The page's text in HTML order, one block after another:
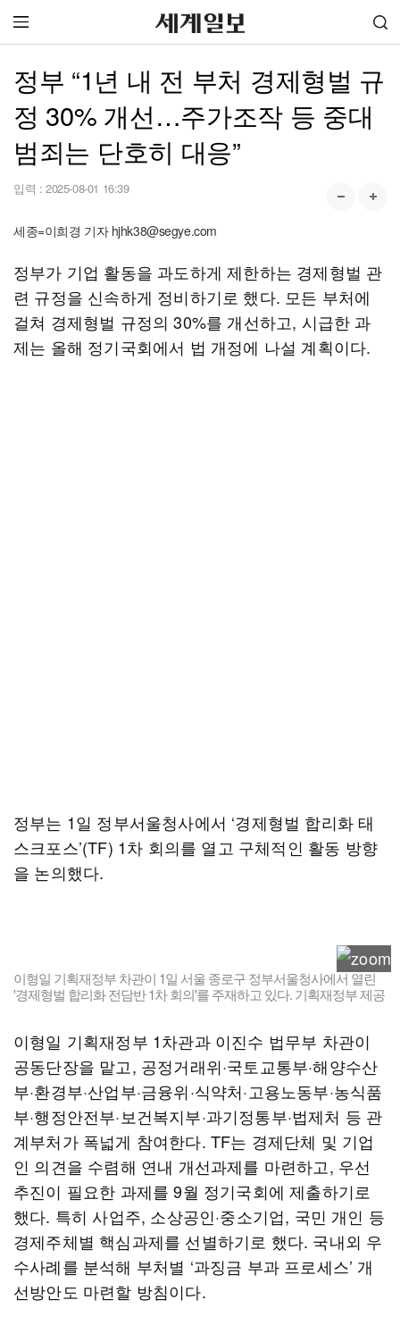
정부 “1년 내 전 부처 경제형벌 규
정 30% 개선…주가조작 등 중대
범죄는 단호히 대응”
입력 : 2025-08-01 16:39
세종=이희경 기자 hjhk38@segye.com
정부가 기업 활동을 과도하게 제한하는 경제형벌 관
련 규정을 신속하게 정비하기로 했다. 모든 부처에
걸쳐 경제형벌 규정의 30%를 개선하고, 시급한 과
제는 올해 정기국회에서 법 개정에 나설 계획이다.
정부는 1일 정부서울청사에서 ‘경제형벌 합리화 태
스크포스’(TF) 1차 회의를 열고 구체적인 활동 방향
을 논의했다.
이형일 기획재정부 차관이 1일 서울 종로구 정부서울청사에서 열린
'경제형벌 합리화 전담반 1차 회의'를 주재하고 있다. 기획재정부 제공
이형일 기획재정부 1차관과 이진수 법무부 차관이
공동단장을 맡고, 공정거래위·국토교통부·해양수산
부·환경부·산업부·금융위·식약처·고용노동부·농식품
부·행정안전부·보건복지부·과기정통부·법제처 등 관
계부처가 폭넓게 참여한다. TF는 경제단체 및 기업
인 의견을 수렴해 연내 개선과제를 마련하고, 우선
추진이 필요한 과제를 9월 정기국회에 제출하기로
했다. 특히 사업주, 소상공인·중소기업, 국민 개인 등
경제주체별 핵심과제를 선별하기로 했다. 국내외 우
수사례를 분석해 부처별 ‘과징금 부과 프로세스’ 개
선방안도 마련할 방침이다.